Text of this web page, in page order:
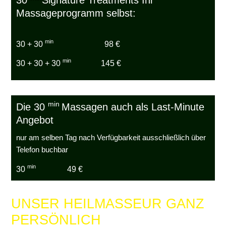
Massageprogramm selbst:
30 + 30min 98 €
30 + 30 + 30min 145 €
Die 30 min Massagen auch als Last-Minute
Angebot
nur am selben Tag nach Verfügbarkeit ausschließlich über
Telefon buchbar
30min 49 €
UNSER HEILMASSEUR GANZ
PERSÖNLICH